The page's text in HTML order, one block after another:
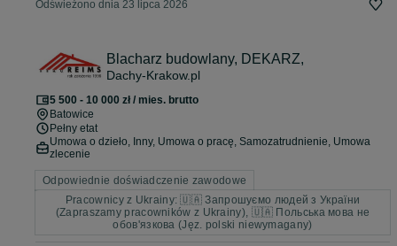
Odświeżono dnia 23 lipca 2026
Blacharz budowlany, DEKARZ,
Dachy-Krakow.pl
5 500 - 10 000 zł / mies. brutto
Batowice
Pełny etat
Umowa o dzieło, Inny, Umowa o pracę, Samozatrudnienie, Umowa
zlecenie
Odpowiednie doświadczenie zawodowe
Pracownicy z Ukrainy: 🇺🇦 Запрошуємо людей з України
(Zapraszamy pracowników z Ukrainy), 🇺🇦 Польська мова не
обов'язкова (Jęz. polski niewymagany)